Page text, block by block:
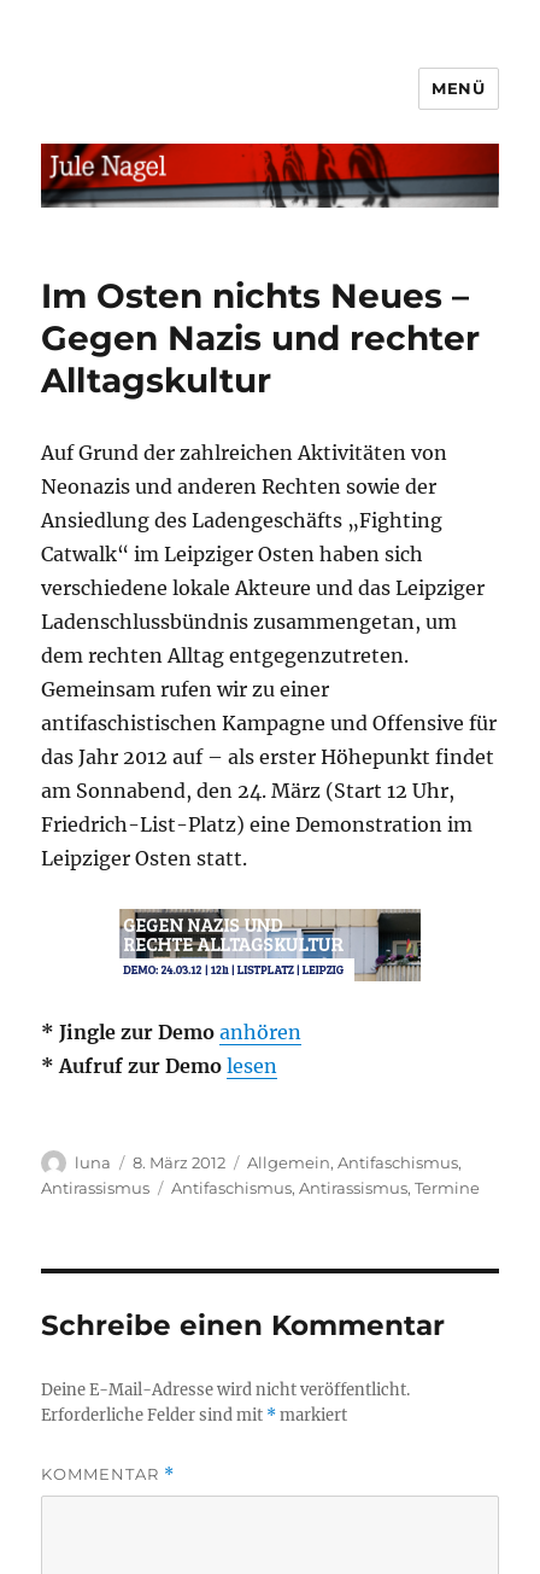
MENÜ
Im Osten nichts Neues –
Gegen Nazis und rechter
Alltagskultur
Auf Grund der zahlreichen Aktivitäten von
Neonazis und anderen Rechten sowie der
Ansiedlung des Ladengeschäfts „Fighting
Catwalk“ im Leipziger Osten haben sich
verschiedene lokale Akteure und das Leipziger
Ladenschlussbündnis zusammengetan, um
dem rechten Alltag entgegenzutreten.
Gemeinsam rufen wir zu einer
antifaschistischen Kampagne und Offensive für
das Jahr 2012 auf – als erster Höhepunkt findet
am Sonnabend, den 24. März (Start 12 Uhr,
Friedrich-List-Platz) eine Demonstration im
Leipziger Osten statt.
* Jingle zur Demo anhören
* Aufruf zur Demo lesen
Autor
luna
Veröffentlicht
am
8. März 2012 Kategorien
Allgemein,Antifaschismus,
Antirassismus
Schlagwörter
Antifaschismus,Antirassismus,Termine
Schreibe einen Kommentar
Deine E-Mail-Adresse wird nicht veröffentlicht.
Erforderliche Felder sind mit *markiert
KOMMENTAR *